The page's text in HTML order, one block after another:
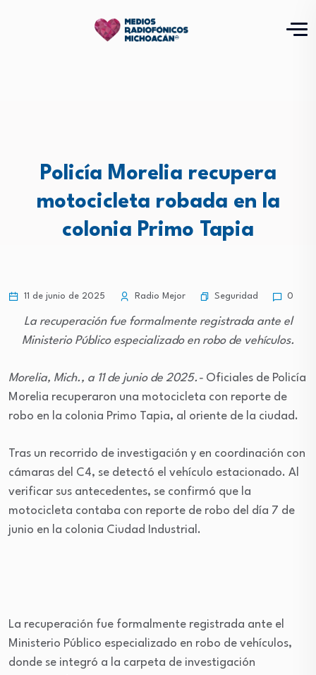
Policía Morelia recupera
motocicleta robada en la
colonia Primo Tapia
11 de junio de 2025 Radio Mejor Seguridad 0
La recuperación fue formalmente registrada ante el
Ministerio Público especializado en robo de vehículos.
Morelia, Mich., a 11 de junio de 2025.- Oficiales de Policía
Morelia recuperaron una motocicleta con reporte de
robo en la colonia Primo Tapia, al oriente de la ciudad.
Tras un recorrido de investigación y en coordinación con
cámaras del C4, se detectó el vehículo estacionado. Al
verificar sus antecedentes, se confirmó que la
motocicleta contaba con reporte de robo del día 7 de
junio en la colonia Ciudad Industrial.
La recuperación fue formalmente registrada ante el
Ministerio Público especializado en robo de vehículos,
donde se integró a la carpeta de investigación